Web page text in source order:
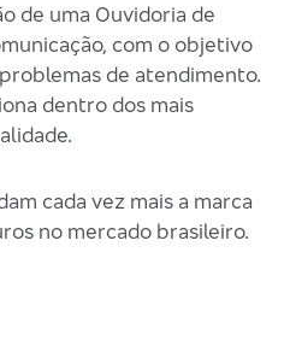
de uma Ouvidoria de
com o objetivo
de atendimento.
dentro dos mais
cada vez mais a marca
no mercado brasileiro.